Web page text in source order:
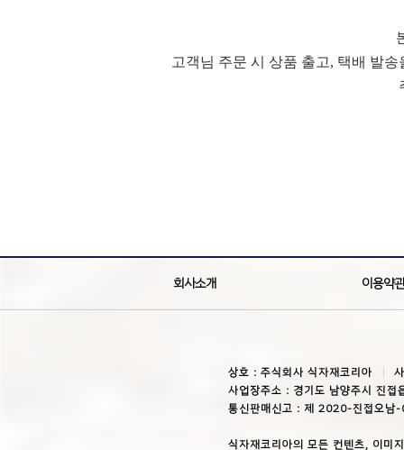
고객님 주문 시 상품 출고, 택배 발
회사소개 이용약
상호 : 주식회사 식자재코리아
사업장주소 : 경기도 남양주시 진
통신판매신고 : 제 2020-진접오남
식자재코리아의 모든 컨텐츠, 이미